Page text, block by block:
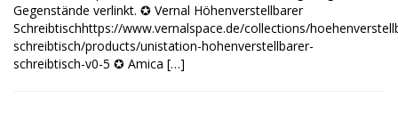
Gegenstände verlinkt. ✪ Vernal Höhenverstellbarer
Schreibtischhttps://www.vernalspace.de/collections/
schreibtisch/products/unistation-hohenverstellbarer-
schreibtisch-v0-5 ✪ Amica […]